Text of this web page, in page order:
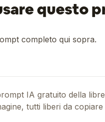
questo
completo qui sopra.
IA gratuito della
tutti liberi da copiare